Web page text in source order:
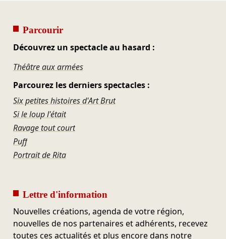
Parcourir
Découvrez un spectacle au hasard :
Théâtre aux armées
Parcourez les derniers spectacles :
Six petites histoires d'Art Brut
Si le loup l'était
Ravage tout court
Puff
Portrait de Rita
Lettre d'information
Nouvelles créations, agenda de votre région,
nouvelles de nos partenaires et adhérents, recevez
toutes ces actualités et plus encore dans notre